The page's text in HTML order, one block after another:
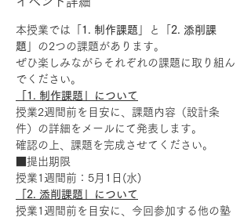
本授業では「 1. 制作課題 」と「 2. 添削課
題 」の2つの課題があります。
ぜひ楽しみながらそれぞれの課題に取り組ん
でください。
「1. 制作課題」について
授業2週間前を目安に、課題内容（設計条
件）の詳細をメールにて発表します。
確認の上、課題を完成させてください。
■提出期限
授業1週間前：5月1日(水)
「2. 添削課題」について
授業1週間前を目安に、今回参加する他の塾